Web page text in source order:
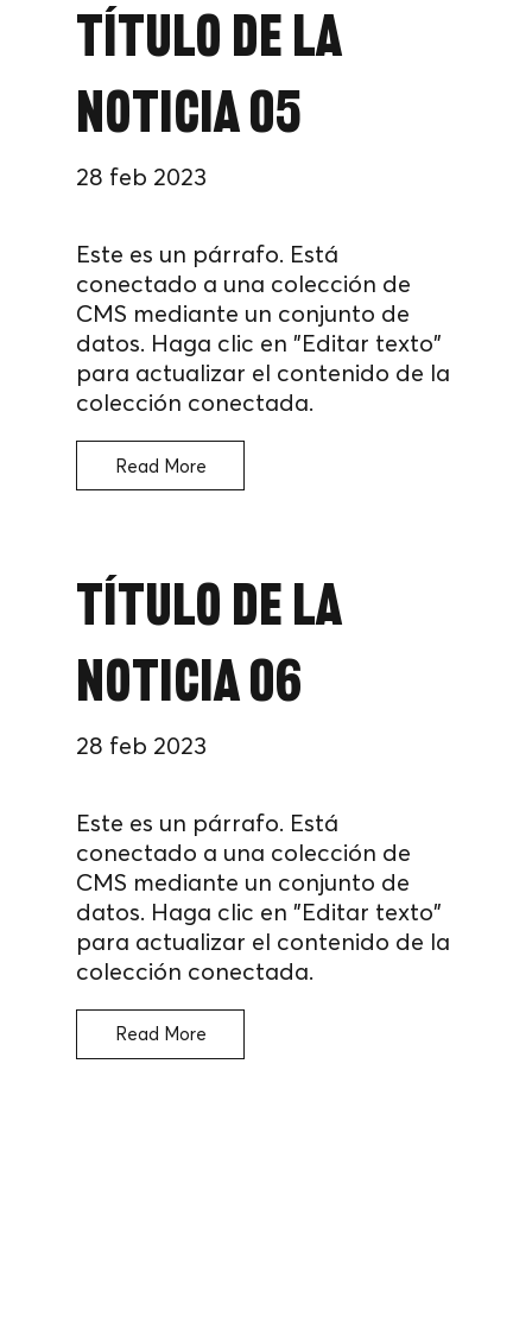
Título de la
noticia 05
28 feb 2023
Este es un párrafo. Está
conectado a una colección de
CMS mediante un conjunto de
datos. Haga clic en "Editar texto"
para actualizar el contenido de la
colección conectada.
Read More
Título de la
noticia 06
28 feb 2023
Este es un párrafo. Está
conectado a una colección de
CMS mediante un conjunto de
datos. Haga clic en "Editar texto"
para actualizar el contenido de la
colección conectada.
Read More